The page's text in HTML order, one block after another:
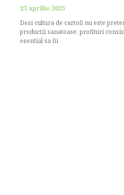
23 aprilie 2025
Desi cultura de cartofi nu este
productii sanatoase, profituri
esential sa fii